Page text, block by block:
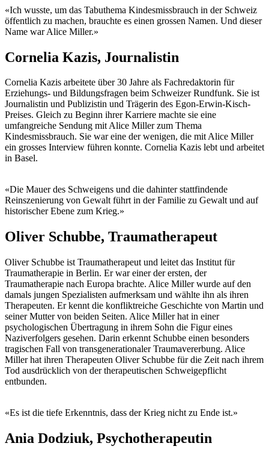
«Ich wusste, um das Tabuthema Kindesmissbrauch in der Schweiz
öffentlich zu machen, brauchte es einen grossen Namen. Und dieser
Name war Alice Miller.»
Cornelia Kazis, Journalistin
Cornelia Kazis arbeitete über 30 Jahre als Fachredaktorin für
Erziehungs- und Bildungsfragen beim Schweizer Rundfunk. Sie ist
Journalistin und Publizistin und Trägerin des Egon-Erwin-Kisch-
Preises. Gleich zu Beginn ihrer Karriere machte sie eine
umfangreiche Sendung mit Alice Miller zum Thema
Kindesmissbrauch. Sie war eine der wenigen, die mit Alice Miller
ein grosses Interview führen konnte. Cornelia Kazis lebt und arbeitet
in Basel.
«Die Mauer des Schweigens und die dahinter stattfindende
Reinszenierung von Gewalt führt in der Familie zu Gewalt und auf
historischer Ebene zum Krieg.»
Oliver Schubbe, Traumatherapeut
Oliver Schubbe ist Traumatherapeut und leitet das Institut für
Traumatherapie in Berlin. Er war einer der ersten, der
Traumatherapie nach Europa brachte. Alice Miller wurde auf den
damals jungen Spezialisten aufmerksam und wählte ihn als ihren
Therapeuten. Er kennt die konfliktreiche Geschichte von Martin und
seiner Mutter von beiden Seiten. Alice Miller hat in einer
psychologischen Übertragung in ihrem Sohn die Figur eines
Naziverfolgers gesehen. Darin erkennt Schubbe einen besonders
tragischen Fall von transgenerationaler Traumavererbung. Alice
Miller hat ihren Therapeuten Oliver Schubbe für die Zeit nach ihrem
Tod ausdrücklich von der therapeutischen Schweigepflicht
entbunden.
«Es ist die tiefe Erkenntnis, dass der Krieg nicht zu Ende ist.»
Ania Dodziuk, Psychotherapeutin